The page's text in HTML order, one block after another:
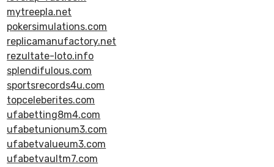
mytreepla.net
pokersimulations.com
replicamanufactory.net
rezultate-loto.info
splendifulous.com
sportsrecords4u.com
topceleberites.com
ufabetting8m4.com
ufabetunionum3.com
ufabetvalueum3.com
ufabetvaultm7.com